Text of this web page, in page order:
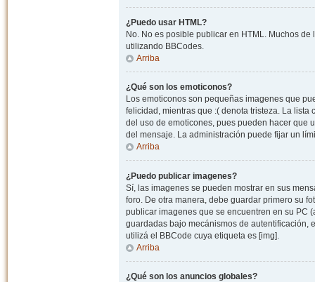
¿Puedo usar HTML?
No. No es posible publicar en HTML. Muchos
utilizando BBCodes.
Arriba
¿Qué son los emoticonos?
Los emoticonos son pequeñas imagenes que
felicidad, mientras que :( denota tristeza. La
del uso de emoticones, pues pueden hacer que
del mensaje. La administración puede fijar un
Arriba
¿Puedo publicar imagenes?
Sí, las imagenes se pueden mostrar en sus
foro. De otra manera, debe guardar primero su
publicar imagenes que se encuentren en su PC
guardadas bajo mecánismos de autentificación,
utilizá el BBCode cuya etiqueta es [img].
Arriba
¿Qué son los anuncios globales?